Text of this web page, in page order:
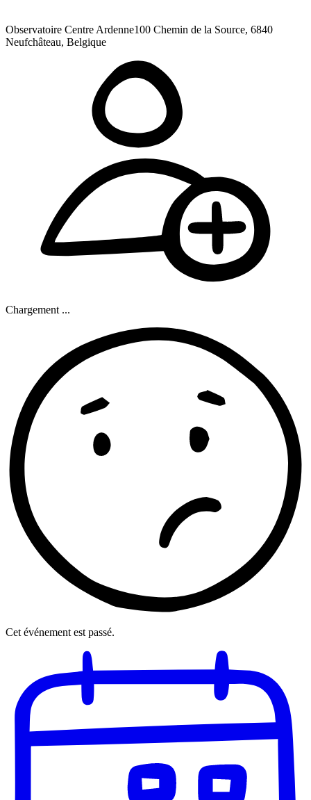
Observatoire Centre Ardenne100 Chemin de la Source, 6840
Neufchâteau, Belgique
Chargement ...
Cet événement est passé.